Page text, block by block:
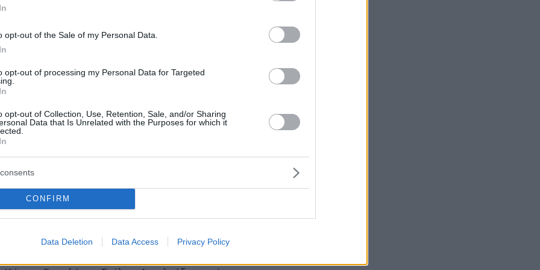
opt-out of the Sale of my Personal Data.
opt-out of processing my Personal Data for Targeted
opt-out of Collection, Use, Retention, Sale, and/or Sharing
Data that Is Unrelated with the Purposes for which it
CONFIRM
Data Deletion Data Access Privacy Policy
μαζί με την κοινωνία για
στις σύγχρονες
μίλησε στην ημερίδα με θέμα
Πληροφοριακό Σύστημα για την Αναγνώριση και
για την καινοτομία
στη Θεσσαλονίκη ο
Τσιόδρας και η Αλεξάνδρεια
της Ν.Δ. και η Αλεξάνδρεια Ζώνη Καινοτομίας